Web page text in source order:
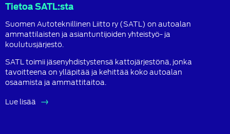
Tietoa SATL:sta
Suomen Autoteknillinen Liitto ry (SATL) on autoalan
ammattilaisten ja asiantuntijoiden yhteistyö- ja
koulutusjärjestö.
SATL toimii jäsenyhdistystensä kattojärjestönä, jonka
tavoitteena on ylläpitää ja kehittää koko autoalan
osaamista ja ammattitaitoa.
Lue lisää